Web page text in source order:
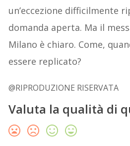
un’eccezione difficilmente
domanda aperta. Ma il
Milano è chiaro. Come,
essere replicato?
@RIPRODUZIONE RISERVATA
Valuta la qualità di